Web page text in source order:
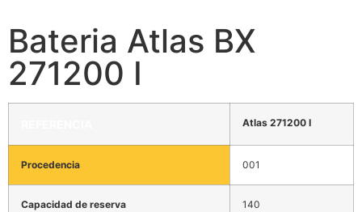
Bateria Atlas BX
271200 I
Atlas 271200 I
Procedencia 001
Capacidad de reserva 140